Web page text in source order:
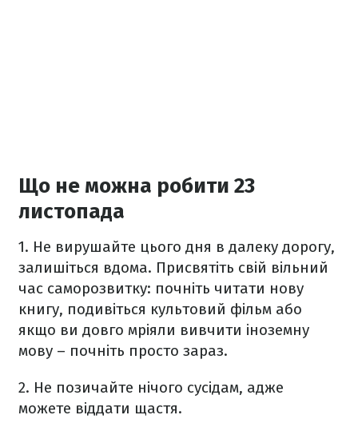
Що не можна робити 23
листопада
1. Не вирушайте цього дня в далеку дорогу,
залишіться вдома. Присвятіть свій вільний
час саморозвитку: почніть читати нову
книгу, подивіться культовий фільм або
якщо ви довго мріяли вивчити іноземну
мову – почніть просто зараз.
2. Не позичайте нічого сусідам, адже
можете віддати щастя.